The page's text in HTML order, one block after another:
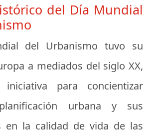
del Día Mundial
del Urbanismo tuvo su
a mediados del siglo XX,
para concientizar
urbana y sus
en la calidad de vida de las